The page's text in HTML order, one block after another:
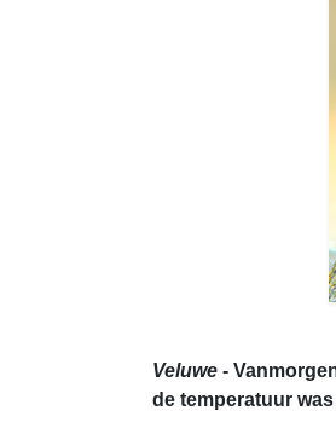
Veluwe -
de temperatuur